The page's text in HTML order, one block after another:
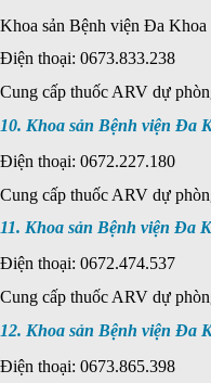
Khoa sản Bệnh viện Đa Khoa
Điện thoại: 0673.833.238
Cung cấp thuốc ARV dự
10. Khoa sản Bệnh viện Đa
Điện thoại: 0672.227.180
Cung cấp thuốc ARV dự
11. Khoa sản Bệnh viện Đa
Điện thoại: 0672.474.537
Cung cấp thuốc ARV dự
12. Khoa sản Bệnh viện Đa
Điện thoại: 0673.865.398